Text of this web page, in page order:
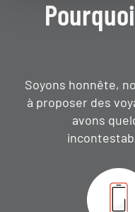
Soyons honnête,
à proposer des
avons